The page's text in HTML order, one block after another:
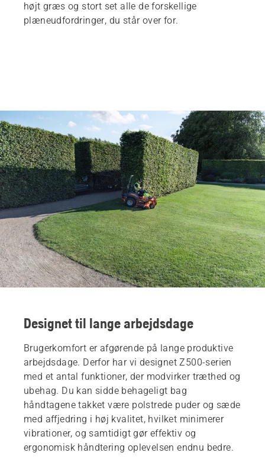
højt græs og stort set alle de forskellige
plæneudfordringer, du står over for.
Designet til lange arbejdsdage
Brugerkomfort er afgørende på lange produktive
arbejdsdage. Derfor har vi designet Z500-serien
med et antal funktioner, der modvirker træthed og
ubehag. Du kan sidde behageligt bag
håndtagene takket være polstrede puder og sæde
med affjedring i høj kvalitet, hvilket minimerer
vibrationer, og samtidigt gør effektiv og
ergonomisk håndtering oplevelsen endnu bedre.